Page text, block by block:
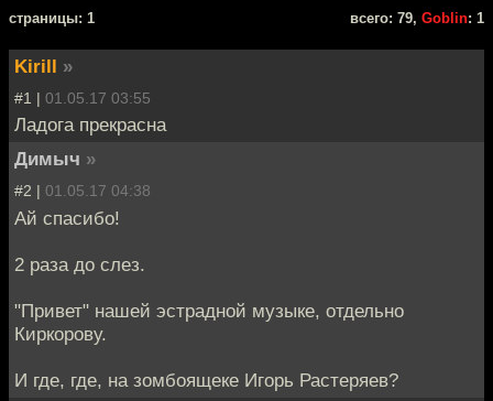
cтраницы: 1 всего: 79, Goblin: 1
Kirill »
#1 | 01.05.17 03:55
Ладога прекрасна
Димыч »
#2 | 01.05.17 04:38
Ай спасибо!
2 раза до слез.
"Привет" нашей эстрадной музыке, отдельно
Киркорову.
И где, где, на зомбоящеке Игорь Растеряев?